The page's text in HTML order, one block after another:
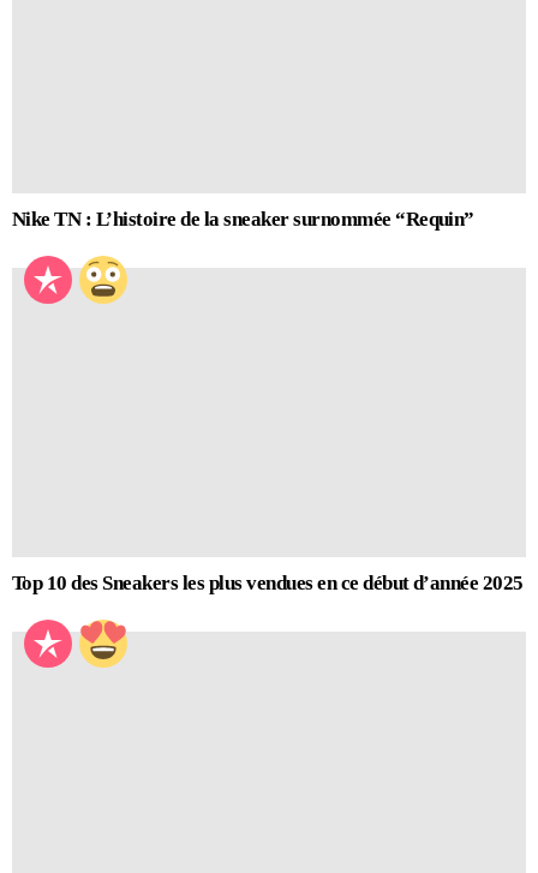
Nike TN : L’histoire de la sneaker surnommée “Requin”
Top 10 des Sneakers les plus vendues en ce début d’année 2025